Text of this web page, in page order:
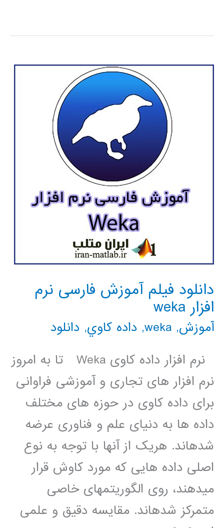
دانلود فیلم آموزش فارسی نرم
افزار weka
آموزش,
weka
, داده كاوي, دانلود
نرم ­افزار داده کاوی Weka تا به امروز
نرم افزار های تجاری و آموزشی فراوانی
برای داده کاوی در حوزه های مختلف
داده ها به دنيای علم و فناوری عرضه
شده­اند. هريک از آنها با توجه به نوع
اصلی داده هايی که مورد کاوش قرار
مي­دهند، روی الگوريتمهای خاصی
متمرکز شده­اند. مقايسه دقيق و علمی